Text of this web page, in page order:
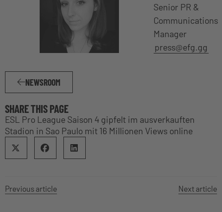
Senior PR &
Communications
Manager
press@efg.gg
NEWSROOM
SHARE THIS PAGE
ESL Pro League Saison 4 gipfelt im ausverkauften
Stadion in Sao Paulo mit 16 Millionen Views online
Previous article Next article